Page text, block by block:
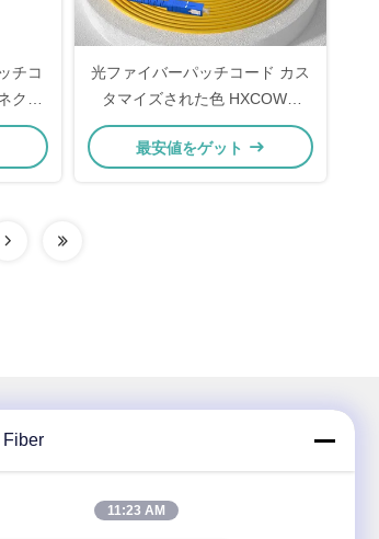
チコ
クタ
ック
光ファイバーパッチコード カス
タマイズされた色 HXCOWO
FTTH SC/FC UPC APC 装甲式
SM MM SX DX 光ファイバーケ
最安値をゲット
ースレター
Fiber
11:23 AM